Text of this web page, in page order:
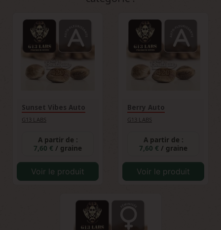
collection de graines de cannabis de qualité.
Sunset Vibes Auto
G13 LABS
A partir de :
7,60 € / graine
Voir le produit
Berry Auto
G13 LABS
A partir de :
7,60 € / graine
Voir le produit